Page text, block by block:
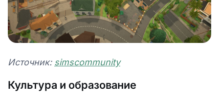
Источник: simscommunity
Культура и образование